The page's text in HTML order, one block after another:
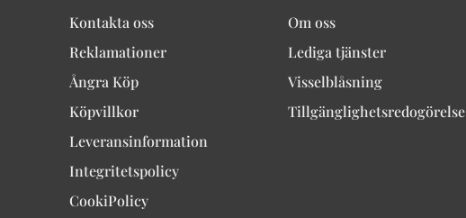
Kontakta oss
Reklamationer
Ångra Köp
Köpvillkor
Leveransinformation
Integritetspolicy
CookiPolicy
Om oss
Lediga tjänster
Visselblåsning
Tillgänglighetsredogörelse